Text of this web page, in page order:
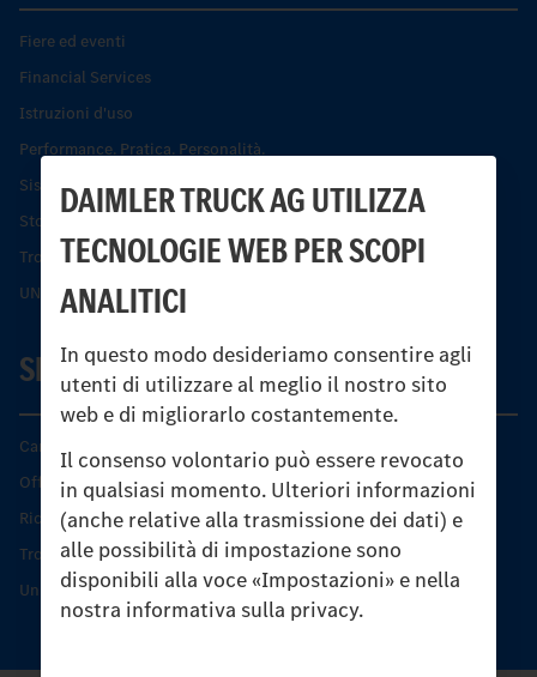
DAIMLER TRUCK AG UTILIZZA
TECNOLOGIE WEB PER SCOPI
ANALITICI
In questo modo desideriamo consentire agli
utenti di utilizzare al meglio il nostro sito
web e di migliorarlo costantemente.
Il consenso volontario può essere revocato
in qualsiasi momento. Ulteriori informazioni
(anche relative alla trasmissione dei dati) e
alle possibilità di impostazione sono
disponibili alla voce «Impostazioni» e nella
nostra informativa sulla privacy.
Fiere ed eventi
Financial Services
Istruzioni d'uso
Performance. Pratica. Personalità.
Sistemi di assistenza alla guida e di sicurezza
Storia dell’Unimog
Trovare un partner
UNI-TOUCH®
SERVIZIO
Caratteristiche di prodotto
Offerta di servizio Unimog
Ricambi originali
Trovare un partner
Unimog Service Days